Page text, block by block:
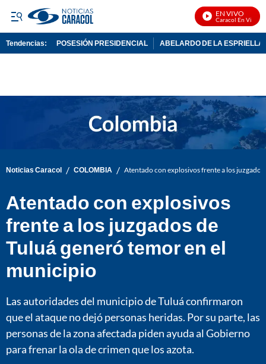
EN VIVO
Noticias Caracol En Vivo
Tendencias: POSESIÓN PRESIDENCIAL ABELARDO DE LA ESPRIELLA
Noticias Caracol / COLOMBIA / Atentado con explosivos frente a los
Atentado con explosivos
frente a los juzgados de
Tuluá generó temor en el
municipio
Las autoridades del municipio de Tuluá confirmaron
que el ataque no dejó personas heridas. Por su parte, las
personas de la zona afectada piden ayuda al Gobierno
para frenar la ola de crimen que los azota.